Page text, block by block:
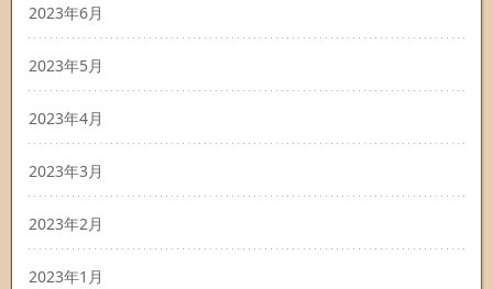
2023年6月
2023年5月
2023年4月
2023年3月
2023年2月
2023年1月